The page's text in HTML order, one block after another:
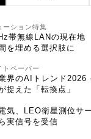
ーション特集
帯無線LANの現在
を埋める選択肢に
トペーパー
界のAIトレンド
捉えた「転換点」
気、LEO衛星測位サ
実信号を受信